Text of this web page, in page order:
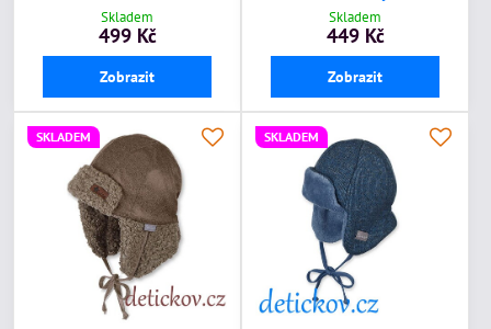
Skladem
499 Kč
Zobrazit
Skladem
449 Kč
Zobrazit
SKLADEM SKLADEM